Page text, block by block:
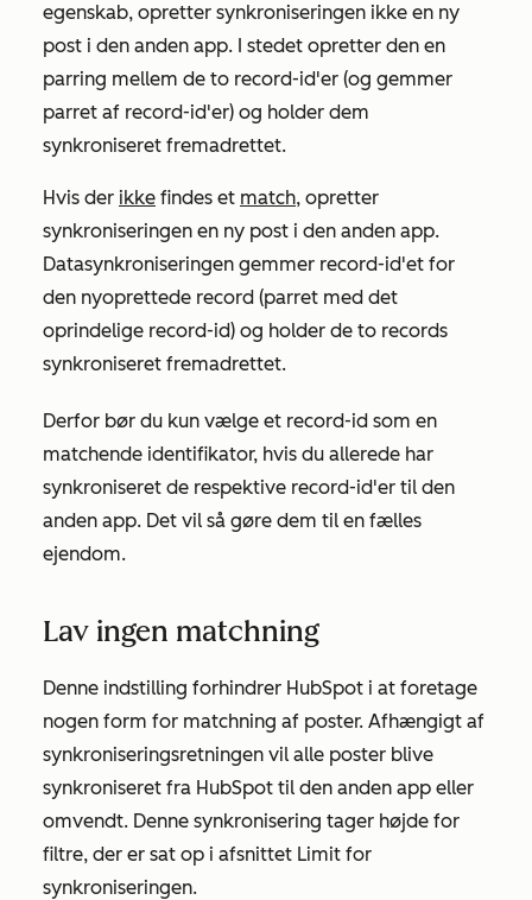
egenskab, opretter synkroniseringen ikke en ny
post i den anden app. I stedet opretter den en
parring mellem de to record-id'er (og gemmer
parret af record-id'er) og holder dem
synkroniseret fremadrettet.
Hvis der ikke findes et match, opretter
synkroniseringen en ny post i den anden app.
Datasynkroniseringen gemmer record-id'et for
den nyoprettede record (parret med det
oprindelige record-id) og holder de to records
synkroniseret fremadrettet.
Derfor bør du kun vælge et record-id som en
matchende identifikator, hvis du allerede har
synkroniseret de respektive record-id'er til den
anden app. Det vil så gøre dem til en fælles
ejendom.
Lav ingen matchning
Denne indstilling forhindrer HubSpot i at foretage
nogen form for matchning af poster. Afhængigt af
synkroniseringsretningen vil alle poster blive
synkroniseret fra HubSpot til den anden app eller
omvendt. Denne synkronisering tager højde for
filtre, der er sat op i afsnittet Limit for
synkroniseringen.